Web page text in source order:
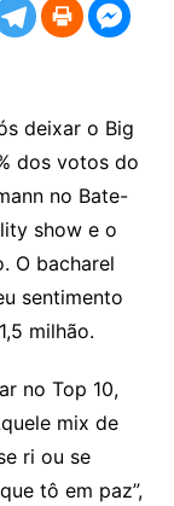
deixar o Big
dos votos do
no Bate-
show e o
O bacharel
sentimento
milhão.
no Top 10,
mix de
ri ou se
tô em paz”,